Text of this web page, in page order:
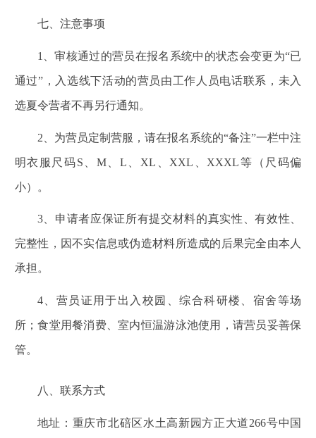
七、注意事项
1 、审核通过的营员在报名系统中的状态会变更为“已
通过”，入选线下活动的营员由工作人员电话联系，未入
选夏令营者不再另行通知。
2 、为营员定制营服，请在报名系统的“备注”一栏中注
明衣服尺码S、M、L、XL、XXL、XXXL等（尺码偏
小）。
3、申请者应保证所有提交材料的真实性、有效性、
完整性，因不实信息或伪造材料所造成的后果完全由本人
承担。
4、营员证用于出入校园、综合科研楼、宿舍等场
所；食堂用餐消费、室内恒温游泳池使用，请营员妥善保
管。
八、联系方式
地址：重庆市北碚区水土高新园方正大道266号中国